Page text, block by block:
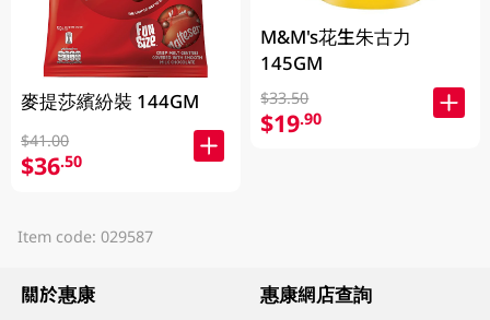
麥提莎繽紛裝 144GM
$41.00
$36.50
M&M's花生朱古力
145GM
$33.50
$19.90
Item code: 029587
關於惠康 惠康網店查詢